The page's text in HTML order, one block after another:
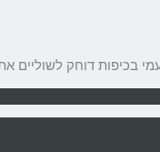
בכיפות דוחק לשוליים